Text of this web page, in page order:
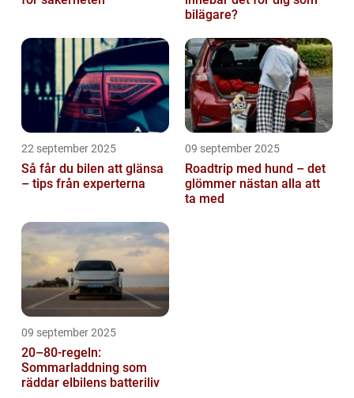
bilägare?
22 september 2025
Så får du bilen att glänsa
– tips från experterna
09 september 2025
Roadtrip med hund – det
glömmer nästan alla att
ta med
09 september 2025
20–80-regeln:
Sommarladdning som
räddar elbilens batteriliv